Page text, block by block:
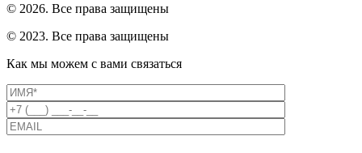
© 2026. Все права защищены
© 2023. Все права защищены
Как мы можем с вами связаться